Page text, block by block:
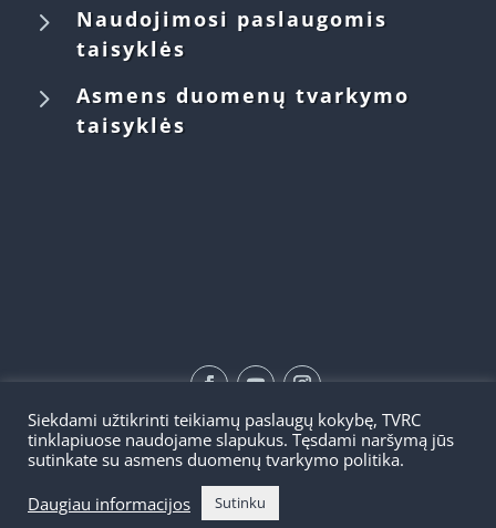
5
Naudojimosi paslaugomis
taisyklės
5
Asmens duomenų tvarkymo
taisyklės
©2026 | TVRC
Siekdami užtikrinti teikiamų paslaugų kokybę, TVRC
tinklapiuose naudojame slapukus. Tęsdami naršymą jūs
sutinkate su asmens duomenų tvarkymo politika.
Daugiau informacijos
Sutinku